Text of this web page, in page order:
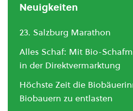
Neuigkeiten
23. Salzburg Marathon
Alles Schaf: Mit Bio-
in der Direktvermarktung
Höchste Zeit die
Biobauern zu entlasten